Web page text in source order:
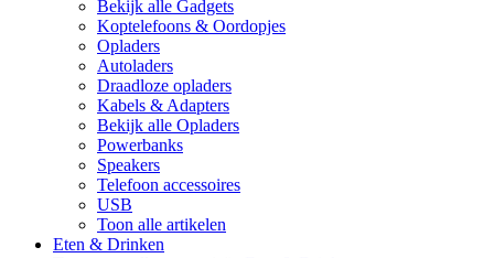
Bekijk alle Gadgets
Koptelefoons & Oordopjes
Opladers
Autoladers
Draadloze opladers
Kabels & Adapters
Bekijk alle Opladers
Powerbanks
Speakers
Telefoon accessoires
USB
Toon alle artikelen
Eten & Drinken